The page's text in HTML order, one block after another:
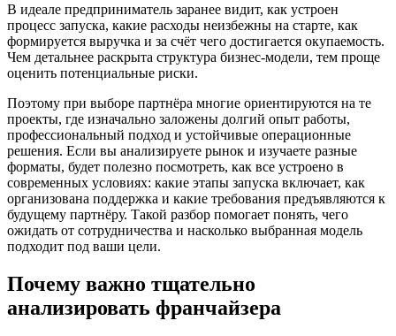
В идеале предприниматель заранее видит, как устроен
процесс запуска, какие расходы неизбежны на старте, как
формируется выручка и за счёт чего достигается окупаемость.
Чем детальнее раскрыта структура бизнес-модели, тем проще
оценить потенциальные риски.
Поэтому при выборе партнёра многие ориентируются на те
проекты, где изначально заложены долгий опыт работы,
профессиональный подход и устойчивые операционные
решения. Если вы анализируете рынок и изучаете разные
форматы, будет полезно посмотреть, как все устроено в
современных условиях: какие этапы запуска включает, как
организована поддержка и какие требования предъявляются к
будущему партнёру. Такой разбор помогает понять, чего
ожидать от сотрудничества и насколько выбранная модель
подходит под ваши цели.
Почему важно тщательно
анализировать франчайзера